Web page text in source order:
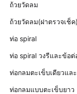
ถ้วยวัดลม
ถ้วยวัดลม(ฝาตรวจเช็
ท่อ spiral
ท่อ spiral วงรีและข้อต่
ท่อกลมตะเข็บเดียวแล
ท่อกลมแบบตะเข็บยาว